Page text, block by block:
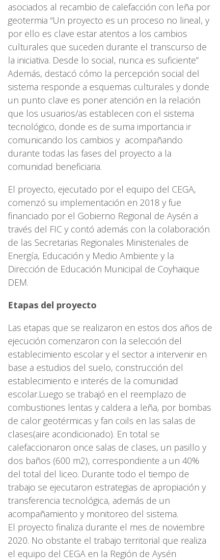
asociados al recambio de calefacción con leña por
geotermia “Un proyecto es un proceso no lineal, y
por ello es clave estar atentos a los cambios
culturales que suceden durante el transcurso de
la iniciativa. Desde lo social, nunca es suficiente”
Además, destacó cómo la percepción social del
sistema responde a esquemas culturales y donde
un punto clave es poner atención en la relación
que los usuarios/as establecen con el sistema
tecnológico, donde es de suma importancia ir
comunicando los cambios y acompañando
durante todas las fases del proyecto a la
comunidad beneficiaria.
El proyecto, ejecutado por el equipo del CEGA,
comenzó su implementación en 2018 y fue
financiado por el Gobierno Regional de Aysén a
través del FIC y contó además con la colaboración
de las Secretarias Regionales Ministeriales de
Energía, Educación y Medio Ambiente y la
Dirección de Educación Municipal de Coyhaique
DEM.
Etapas del proyecto
Las etapas que se realizaron en estos dos años de
ejecución comenzaron con la selección del
establecimiento escolar y el sector a intervenir en
base a estudios del suelo, construcción del
establecimiento e interés de la comunidad
escolar.Luego se trabajó en el reemplazo de
combustiones lentas y caldera a leña, por bombas
de calor geotérmicas y fan coils en las salas de
clases(aire acondicionado). En total se
calefaccionaron once salas de clases, un pasillo y
dos baños (600 m2), correspondiente a un 40%
del total del liceo. Durante todo el tiempo de
trabajo se ejecutaron estrategias de apropiación y
transferencia tecnológica, además de un
acompañamiento y monitoreo del sistema.
El proyecto finaliza durante el mes de noviembre
2020. No obstante el trabajo territorial que realiza
el equipo del CEGA en la Región de Aysén